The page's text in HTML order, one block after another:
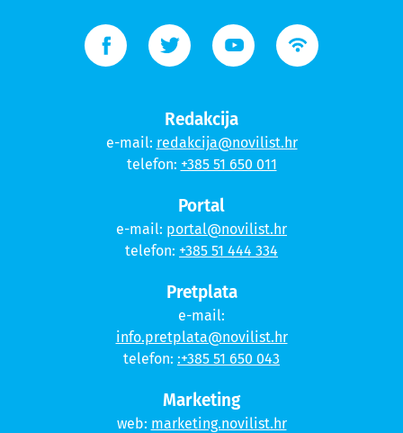
Redakcija
e-mail: redakcija@novilist.hr
telefon: +385 51 650 011
Portal
e-mail: portal@novilist.hr
telefon: +385 51 444 334
Pretplata
e-mail:
info.pretplata@novilist.hr
telefon: :+385 51 650 043
Marketing
web: marketing.novilist.hr